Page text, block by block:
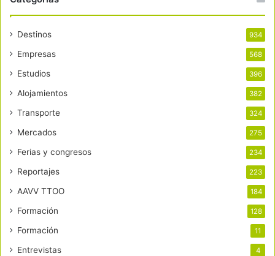
Destinos 934
Empresas 568
Estudios 396
Alojamientos 382
Transporte 324
Mercados 275
Ferias y congresos 234
Reportajes 223
AAVV TTOO 184
Formación 128
Formación 11
Entrevistas 4